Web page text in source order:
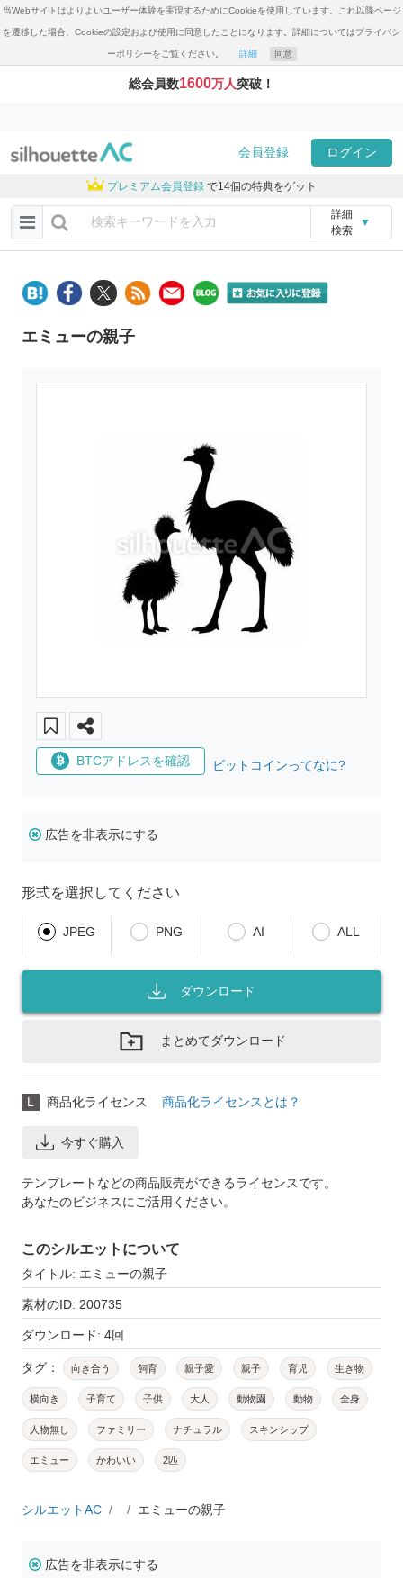
当Webサイトはよりよいユーザー体験を実現するためにCookieを使用しています。これ以降ページ
を遷移した場合、Cookieの設定および使用に同意したことになります。詳細についてはプライバシ
ーポリシーをご覧ください。 詳細 同意
総会員数1600万人突破！
会員登録 ログイン
プレミアム会員登録 で14個の特典をゲット
詳細
検索
▼
エミューの親子
BTCアドレスを確認 ビットコインってなに?
広告を非表示にする
形式を選択してください
JPEG PNG AI ALL
ダウンロード
まとめてダウンロード
L 商品化ライセンス 商品化ライセンスとは？
今すぐ購入
テンプレートなどの商品販売ができるライセンスです。
あなたのビジネスにご活用ください。
このシルエットについて
タイトル: エミューの親子
素材のID: 200735
ダウンロード: 4回
タグ： 向き合う 飼育 親子愛 親子 育児 生き物
横向き 子育て 子供 大人 動物園 動物 全身
人物無し ファミリー ナチュラル スキンシップ
エミュー かわいい 2匹
シルエットAC エミューの親子
広告を非表示にする